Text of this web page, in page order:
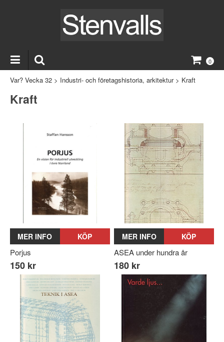
0
Var? Vecka 32 > Industri- och företagshistoria, arkitektur> Kraft
Kraft
MER INFO KÖP
Porjus
150 kr
MER INFO KÖP
ASEA under hundra år
180 kr